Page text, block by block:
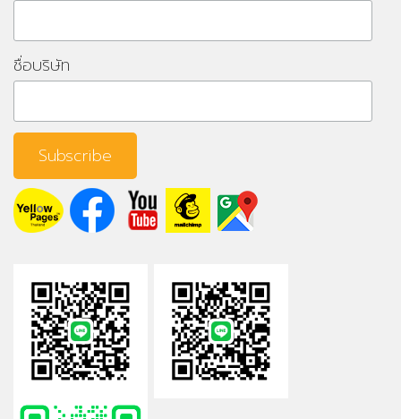
ชื่อบริษัท